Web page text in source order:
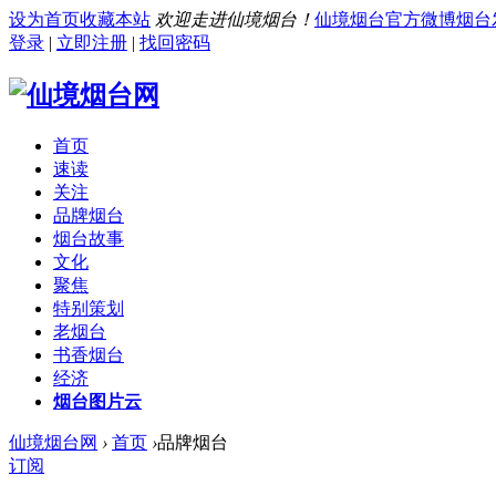
设为首页收藏本站 欢迎走进仙境烟台！ 仙境烟台官方微博烟台
登录 | 立即注册 | 找回密码
首页
速读
关注
品牌烟台
烟台故事
文化
聚焦
特别策划
老烟台
书香烟台
经济
烟台图片云
仙境烟台网 › 首页 ›品牌烟台
订阅